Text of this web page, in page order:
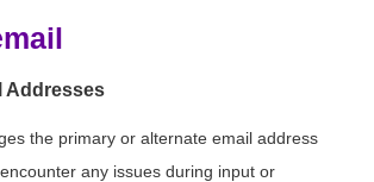
Addresses
the primary or alternate email address
any issues during input or